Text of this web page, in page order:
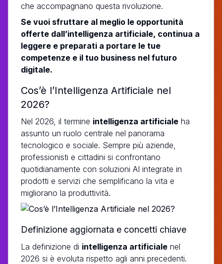
che accompagnano questa rivoluzione.
Se vuoi sfruttare al meglio le opportunità
offerte dall’intelligenza artificiale, continua a
leggere e preparati a portare le tue
competenze e il tuo business nel futuro
digitale.
Cos’è l’Intelligenza Artificiale nel
2026?
Nel 2026, il termine intelligenza artificiale ha
assunto un ruolo centrale nel panorama
tecnologico e sociale. Sempre più aziende,
professionisti e cittadini si confrontano
quotidianamente con soluzioni AI integrate in
prodotti e servizi che semplificano la vita e
migliorano la produttività.
Definizione aggiornata e concetti chiave
La definizione di intelligenza artificiale nel
2026 si è evoluta rispetto agli anni precedenti.